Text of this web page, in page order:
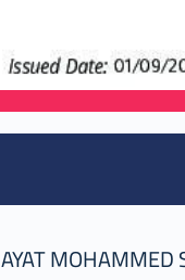
AYAT MOHAMMED